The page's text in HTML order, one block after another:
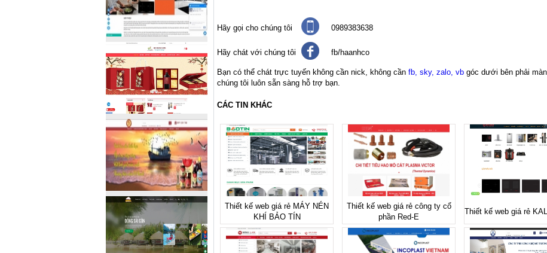
Hãy gọi cho chúng tôi 0989383638
Hãy chát với chúng tôi fb/haanhco
Bạn có thể chát trực tuyến không cần nick, không cần fb, sky, zalo, vb góc dưới bên phải
chúng tôi luôn sẵn sàng hỗ trợ bạn.
CÁC TIN KHÁC
Thiết kế web giá rẻ MÁY NÉN
KHÍ BẢO TÍN
Thiết kế web giá rẻ công ty cổ
phần Red-E
Thiết kế web giá rẻ